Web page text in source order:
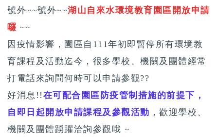
號外~~號外~~湖山自來水環境教育園區開放申請
囉 ~~
因疫情影響，園區自111年初即暫停所有環境教
育課程及活動迄今，很多學校、機關及團體經常
打電話來詢問何時可以申請參觀??
好消息!! 在可配合園區防疫管制措施的前提下，
自即日起開放申請課程及參觀活動 ，歡迎學校、
機關及團體踴躍洽詢參觀哦 ~